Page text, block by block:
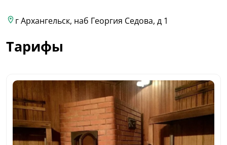
г Архангельск, наб Георгия Седова, д 1
Тарифы